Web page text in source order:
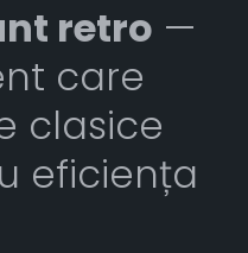
retro —
care
clasice
eficiența